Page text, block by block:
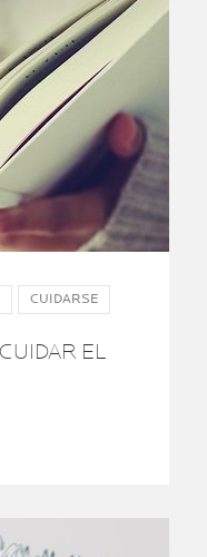
CUIDARSE
EL